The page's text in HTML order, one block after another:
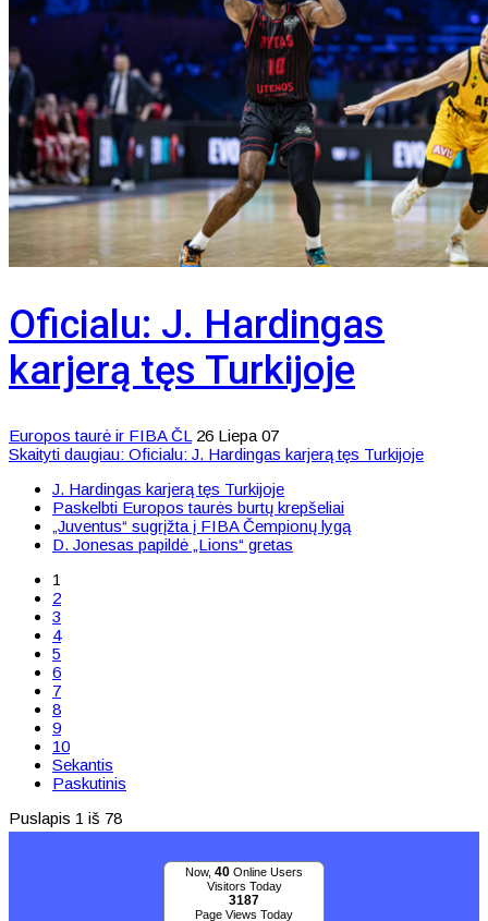
Oficialu: J. Hardingas
karjerą tęs Turkijoje
Europos taurė ir FIBA ČL 26 Liepa 07
Skaityti daugiau: Oficialu: J. Hardingas karjerą tęs Turkijoje
J. Hardingas karjerą tęs Turkijoje
Paskelbti Europos taurės burtų krepšeliai
„Juventus“ sugrįžta į FIBA Čempionų lygą
D. Jonesas papildė „Lions“ gretas
1
2
3
4
5
6
7
8
9
10
Sekantis
Paskutinis
Puslapis 1 iš 78
Now, 40 Online Users
Visitors Today
3187
Page Views Today